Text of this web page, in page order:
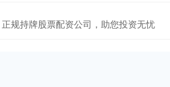
规持牌股票配资公司，助您投资无忧